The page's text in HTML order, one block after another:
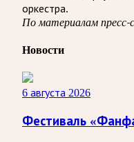
оркестра.
По материалам пресс-
Новости
6 августа 2026
Фестиваль